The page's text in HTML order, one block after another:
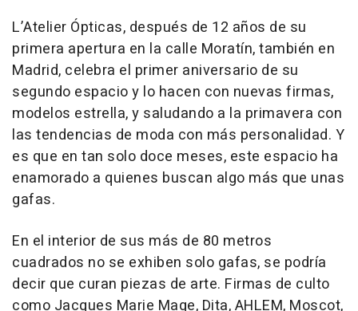
L’Atelier Ópticas, después de 12 años de su
primera apertura en la calle Moratín, también en
Madrid, celebra el primer aniversario de su
segundo espacio y lo hacen con nuevas firmas,
modelos estrella, y saludando a la primavera con
las tendencias de moda con más personalidad. Y
es que en tan solo doce meses, este espacio ha
enamorado a quienes buscan algo más que unas
gafas.
En el interior de sus más de 80 metros
cuadrados no se exhiben solo gafas, se podría
decir que curan piezas de arte. Firmas de culto
como Jacques Marie Mage, Dita, AHLEM, Moscot,